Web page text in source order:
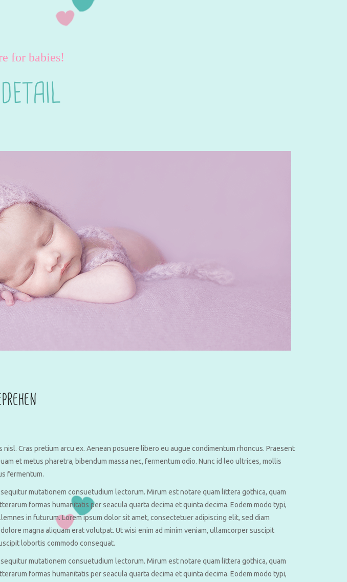
for babies!
Cras pretium arcu ex. Aenean posuere libero eu augue condimentum rhoncus. Praesent
et metus pharetra, bibendum massa nec, fermentum odio. Nunc id leo ultrices, mollis
fermentum.
mutationem consuetudium lectorum. Mirum est notare quam littera gothica, quam
formas humanitatis per seacula quarta decima et quinta decima. Eodem modo typi,
in futurum. Lorem ipsum dolor sit amet, consectetuer adipiscing elit, sed diam
magna aliquam erat volutpat. Ut wisi enim ad minim veniam, ullamcorper suscipit
lobortis commodo consequat.
mutationem consuetudium lectorum. Mirum est notare quam littera gothica, quam
formas humanitatis per seacula quarta decima et quinta decima. Eodem modo typi,